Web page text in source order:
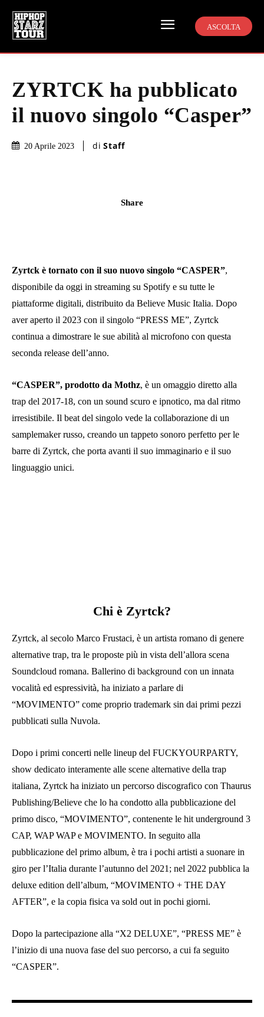
ASCOLTA
ZYRTCK ha pubblicato
il nuovo singolo “Casper”
20 Aprile 2023 di Staff
Share
Zyrtck è tornato con il suo nuovo singolo “CASPER”,
disponibile da oggi in streaming su Spotify e su tutte le
piattaforme digitali, distribuito da Believe Music Italia. Dopo
aver aperto il 2023 con il singolo “PRESS ME”, Zyrtck
continua a dimostrare le sue abilità al microfono con questa
seconda release dell’anno.
“CASPER”, prodotto da Mothz, è un omaggio diretto alla
trap del 2017-18, con un sound scuro e ipnotico, ma dal ritmo
irresistibile. Il beat del singolo vede la collaborazione di un
samplemaker russo, creando un tappeto sonoro perfetto per le
barre di Zyrtck, che porta avanti il suo immaginario e il suo
linguaggio unici.
Chi è Zyrtck?
Zyrtck, al secolo Marco Frustaci, è un artista romano di genere
alternative trap, tra le proposte più in vista dell’allora scena
Soundcloud romana. Ballerino di background con un innata
vocalità ed espressività, ha iniziato a parlare di
“MOVIMENTO” come proprio trademark sin dai primi pezzi
pubblicati sulla Nuvola.
Dopo i primi concerti nelle lineup del FUCKYOURPARTY,
show dedicato interamente alle scene alternative della trap
italiana, Zyrtck ha iniziato un percorso discografico con Thaurus
Publishing/Believe che lo ha condotto alla pubblicazione del
primo disco, “MOVIMENTO”, contenente le hit underground 3
CAP, WAP WAP e MOVIMENTO. In seguito alla
pubblicazione del primo album, è tra i pochi artisti a suonare in
giro per l’Italia durante l’autunno del 2021; nel 2022 pubblica la
deluxe edition dell’album, “MOVIMENTO + THE DAY
AFTER”, e la copia fisica va sold out in pochi giorni.
Dopo la partecipazione alla “X2 DELUXE”, “PRESS ME” è
l’inizio di una nuova fase del suo percorso, a cui fa seguito
“CASPER”.